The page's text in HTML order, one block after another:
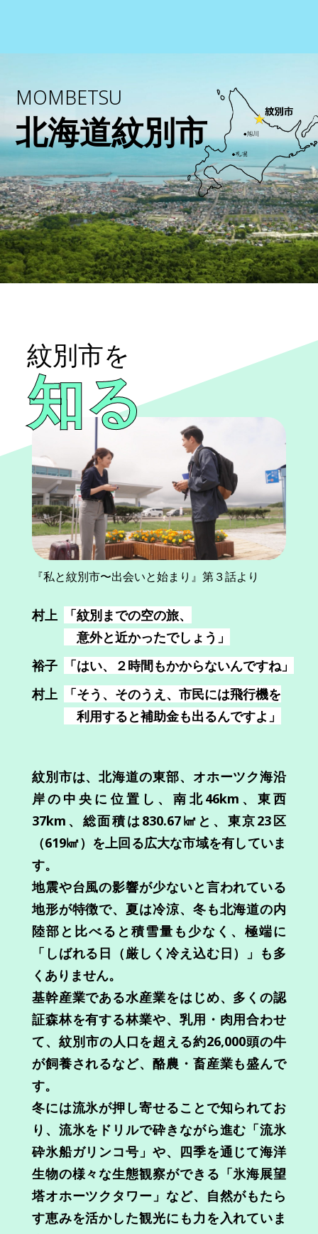
MOMBETSU
北海道紋別市
紋別市を
知る
『私と紋別市〜出会いと始まり』第３話より
村上
「紋別までの空の旅、
意外と近かったでしょう」
裕子
「はい、２時間もかからないんですね」
村上
「そう、そのうえ、市民には飛行機を
利用すると補助金も出るんですよ」
紋別市は、北海道の東部、オホーツク海沿
岸の中央に位置し、南北46km、東西
37km、総面積は830.67㎢と、東京23区
（619㎢）を上回る広大な市域を有していま
す。
地震や台風の影響が少ないと言われている
地形が特徴で、夏は冷涼、冬も北海道の内
陸部と比べると積雪量も少なく、極端に
「しばれる日（厳しく冷え込む日）」も多
くありません。
基幹産業である水産業をはじめ、多くの認
証森林を有する林業や、乳用・肉用合わせ
て、紋別市の人口を超える約26,000頭の牛
が飼養されるなど、酪農・畜産業も盛んで
す。
冬には流氷が押し寄せることで知られてお
り、流氷をドリルで砕きながら進む「流氷
砕氷船ガリンコ号」や、四季を通じて海洋
生物の様々な生態観察ができる「氷海展望
塔オホーツクタワー」など、自然がもたら
す恵みを活かした観光にも力を入れていま